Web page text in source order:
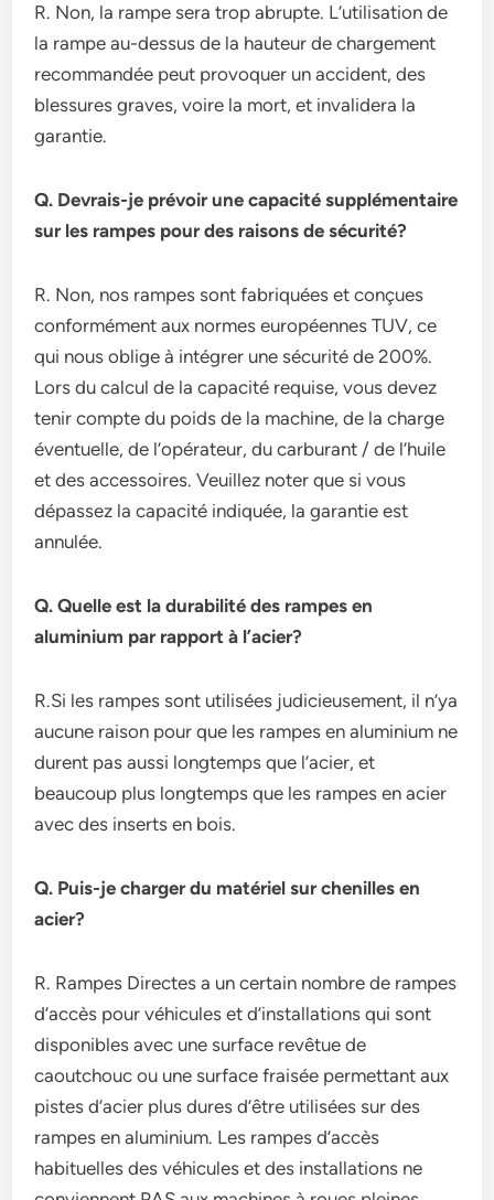
R. Non, la rampe sera trop abrupte. L’utilisation de
la rampe au-dessus de la hauteur de chargement
recommandée peut provoquer un accident, des
blessures graves, voire la mort, et invalidera la
garantie.
Q. Devrais-je prévoir une capacité supplémentaire
sur les rampes pour des raisons de sécurité?
R. Non, nos rampes sont fabriquées et conçues
conformément aux normes européennes TUV, ce
qui nous oblige à intégrer une sécurité de 200%.
Lors du calcul de la capacité requise, vous devez
tenir compte du poids de la machine, de la charge
éventuelle, de l’opérateur, du carburant / de l’huile
et des accessoires. Veuillez noter que si vous
dépassez la capacité indiquée, la garantie est
annulée.
Q. Quelle est la durabilité des rampes en
aluminium par rapport à l’acier?
R.Si les rampes sont utilisées judicieusement, il n’ya
aucune raison pour que les rampes en aluminium ne
durent pas aussi longtemps que l’acier, et
beaucoup plus longtemps que les rampes en acier
avec des inserts en bois.
Q. Puis-je charger du matériel sur chenilles en
acier?
R. Rampes Directes a un certain nombre de rampes
d’accès pour véhicules et d’installations qui sont
disponibles avec une surface revêtue de
caoutchouc ou une surface fraisée permettant aux
pistes d’acier plus dures d’être utilisées sur des
rampes en aluminium. Les rampes d’accès
habituelles des véhicules et des installations ne